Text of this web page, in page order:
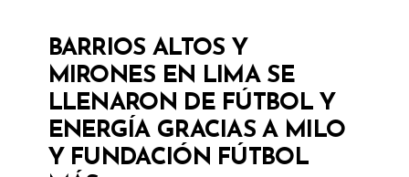
BARRIOS ALTOS Y
MIRONES EN LIMA SE
LLENARON DE FÚTBOL Y
ENERGÍA GRACIAS A MILO
Y FUNDACIÓN FÚTBOL